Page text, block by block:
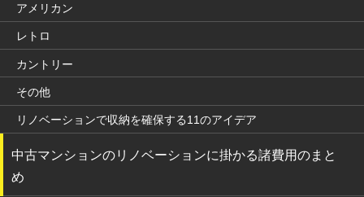
アメリカン
レトロ
カントリー
その他
リノベーションで収納を確保する11のアイデア
中古マンションのリノベーションに掛かる諸費用のまと
め